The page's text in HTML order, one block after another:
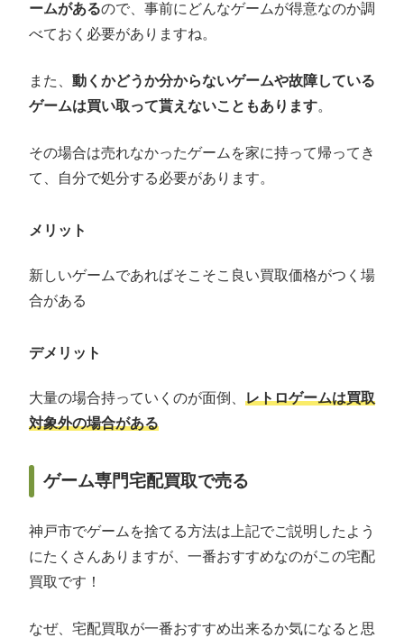
ームがあるので、事前にどんなゲームが得意なのか調
べておく必要がありますね。
また、 動くかどうか分からないゲームや故障している
ゲームは買い取って貰えないこともあります。
その場合は売れなかったゲームを家に持って帰ってき
て、自分で処分する必要があります。
メリット
新しいゲームであればそこそこ良い買取価格がつく場
合がある
デメリット
大量の場合持っていくのが面倒、 レトロゲームは買取
対象外の場合がある
ゲーム専門宅配買取で売る
神戸市でゲームを捨てる方法は上記でご説明したよう
にたくさんありますが、一番おすすめなのがこの宅配
買取です！
なぜ、宅配買取が一番おすすめ出来るか気になると思